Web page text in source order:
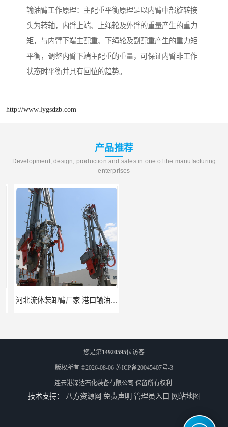
输油臂工作原理：主配重平衡原理是以内臂中部旋转接
头为转轴，内臂上端、上绳轮及外臂的重量产生的重力
矩，与内臂下端主配重、下绳轮及副配重产生的重力矩
平衡，调整内臂下端主配重的重量，可保证内臂非工作
状态时平衡并具有回位的趋势。
http://www.lygsdzb.com
产品推荐
Development, design, production and sales in one of the manufacturing
enterprises
河北流体装卸臂厂家 港口输油臂 节能环保
您是第14920595位访客
版权所有 ©2026-08-06 苏ICP备20045407号-3
连云港深达石化装备有限公司 保留所有权利.
技术支持： 八方资源网 免责声明 管理员入口 网站地图